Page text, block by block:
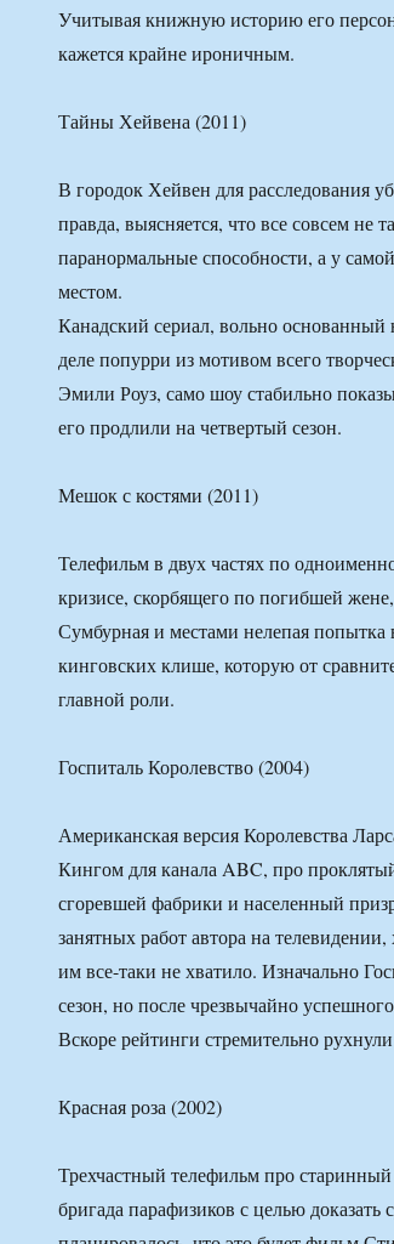
Учитывая книжную историю его
кажется крайне ироничным.
Тайны Хейвена (2011)
В городок Хейвен для расследования
правда, выясняется, что все совсем не
паранормальные способности, а у
местом.
Канадский сериал, вольно
деле попурри из мотивом всего
Эмили Роуз, само шоу стабильно
его продлили на четвертый сезон.
Мешок с костями (2011)
Телефильм в двух частях по
кризисе, скорбящего по погибшей
Сумбурная и местами нелепая
кинговских клише, которую от
главной роли.
Госпиталь Королевство (2004)
Американская версия Королевства
Кингом для канала ABC, про
сгоревшей фабрики и населенный
занятных работ автора на
им все-таки не хватило. Изначально
сезон, но после чрезвычайно
Вскоре рейтинги стремительно
Красная роза (2002)
Трехчастный телефильм про
бригада парафизиков с целью